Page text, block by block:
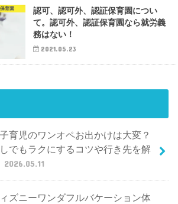
保育園
認可、認可外、認証保育園につい
て。認可外、認証保育園なら就労義
務はない！
2021.05.23
育児のワンオペお出かけは大変？
でもラクにするコツや行き先を解
2026.05.11
ズニーワンダフルバケーション体